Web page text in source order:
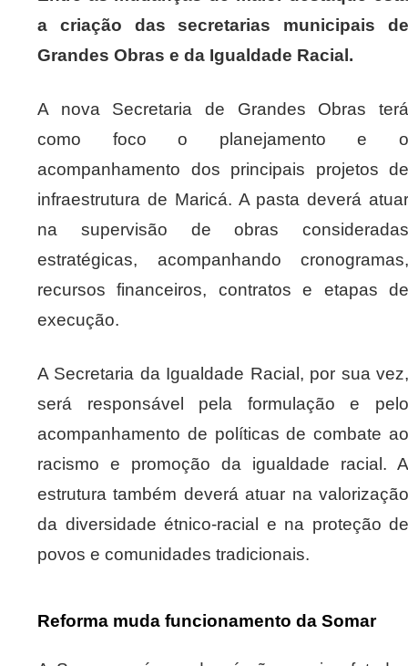
a criação das secretarias municipais de
Grandes Obras e da Igualdade Racial.
A nova Secretaria de Grandes Obras terá
como foco o planejamento e o
acompanhamento dos principais projetos de
infraestrutura de Maricá. A pasta deverá atuar
na supervisão de obras consideradas
estratégicas, acompanhando cronogramas,
recursos financeiros, contratos e etapas de
execução.
A Secretaria da Igualdade Racial, por sua vez,
será responsável pela formulação e pelo
acompanhamento de políticas de combate ao
racismo e promoção da igualdade racial. A
estrutura também deverá atuar na valorização
da diversidade étnico-racial e na proteção de
povos e comunidades tradicionais.
Reforma muda funcionamento da Somar